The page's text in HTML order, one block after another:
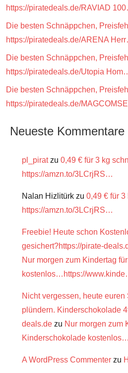
https://piratedeals.de/RAVIAD
Die besten Schnäppchen,
https://piratedeals.de/ARENA
Die besten Schnäppchen,
https://piratedeals.de/Utopia
Die besten Schnäppchen,
https://piratedeals.de/
Neueste Kommentare
pl_piratzu 0,49 € für 3 kg
https://amzn.to/3LCrjRS…
Nalan Hizlitürk zu 0,49 € für
https://amzn.to/3LCrjRS…
Freebie! Heute schon
gesichert?https://pirate-
Nur morgen zum Kindertag
kostenlos…https://
Nicht vergessen, heute euren
plündern. Kinderschokolade
deals.de zu Nur morgen zum
Kinderschokolade
A WordPress Commenter zu